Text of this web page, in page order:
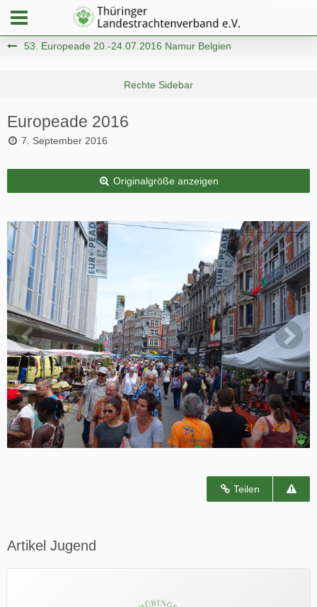
53. Europeade 20.-24.07.2016 Namur Belgien
Europeade 2016
7. September 2016
Originalgröße anzeigen
Teilen
Artikel Jugend